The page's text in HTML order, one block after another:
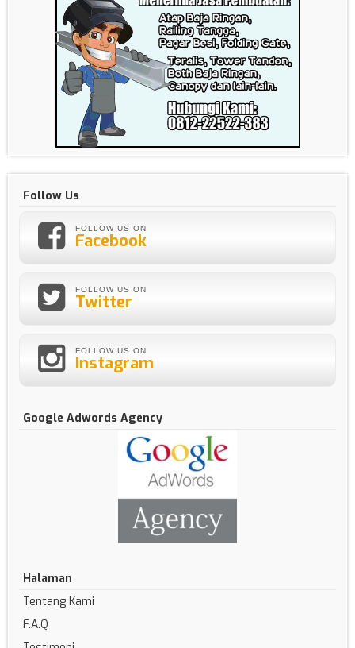
Follow Us
FOLLOW US ON
Facebook
FOLLOW US ON
Twitter
FOLLOW US ON
Instagram
Google Adwords Agency
Halaman
Tentang Kami
F.A.Q